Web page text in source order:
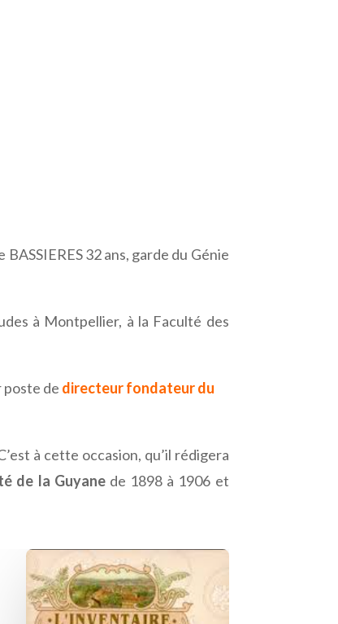
32 ans, garde du Génie
à Montpellier, à la Faculté des
poste de directeur fondateur du
à cette occasion, qu’il rédigera
de la Guyanede 1898 à 1906 et